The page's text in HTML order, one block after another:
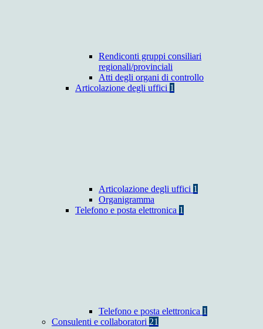
Rendiconti gruppi consiliari
regionali/provinciali
Atti degli organi di controllo
Articolazione degli uffici 1
Articolazione degli uffici 1
Organigramma
Telefono e posta elettronica 1
Telefono e posta elettronica 1
Consulenti e collaboratori 21